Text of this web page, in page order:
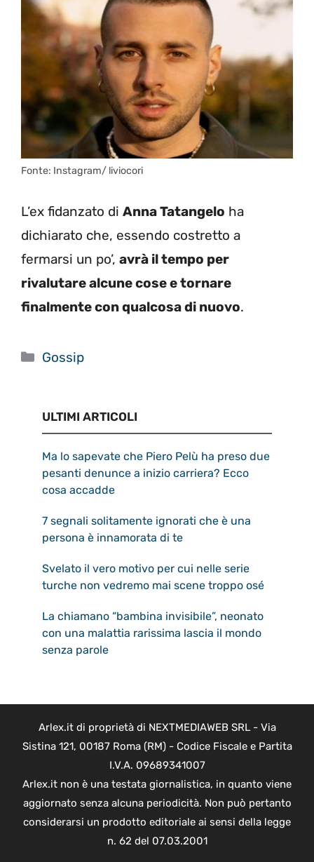
Fonte: Instagram/ liviocori
L’ex fidanzato di Anna Tatangelo ha
dichiarato che, essendo costretto a
fermarsi un po’, avrà il tempo per
rivalutare alcune cose e tornare
finalmente con qualcosa di nuovo.
Categorie
Gossip
ULTIMI ARTICOLI
Ma lo sapevate che Piero Pelù ha preso due
pesanti denunce a inizio carriera? Ecco
cosa accadde
7 segnali solitamente ignorati che è una
persona è innamorata di te
Svelato il vero motivo per cui nelle serie
turche non vedremo mai scene troppo osé
La chiamano “bambina invisibile”, neonato
con una malattia rarissima lascia il mondo
senza parole
Arlex.it di proprietà di NEXTMEDIAWEB SRL - Via
Sistina 121, 00187 Roma (RM) - Codice Fiscale e Partita
I.V.A. 09689341007
Arlex.it non è una testata giornalistica, in quanto viene
aggiornato senza alcuna periodicità. Non può pertanto
considerarsi un prodotto editoriale ai sensi della legge
n. 62 del 07.03.2001